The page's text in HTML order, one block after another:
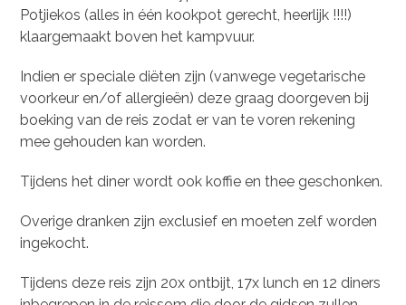
Potjiekos (alles in één kookpot gerecht, heerlijk !!!!)
klaargemaakt boven het kampvuur.
Indien er speciale diëten zijn (vanwege vegetarische
voorkeur en/of allergieën) deze graag doorgeven bij
boeking van de reis zodat er van te voren rekening
mee gehouden kan worden.
Tijdens het diner wordt ook koffie en thee geschonken.
Overige dranken zijn exclusief en moeten zelf worden
ingekocht.
Tijdens deze reis zijn 20x ontbijt, 17x lunch en 12 diners